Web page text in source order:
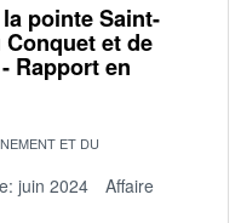
pointe Saint-
et de
Rapport en
ET DU
juin 2024
Affaire